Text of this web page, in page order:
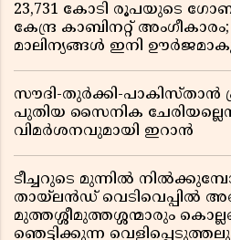
23,731 കോടി രൂപയുടെ
കേന്ദ്ര കാബിനറ്റ്
മാലിന്യങ്ങൾ ഇനി
സൗദി-തുർക്കി-പാകിസ്താൻ
പുതിയ സൈനിക
വിമർശനവുമായി ഇറാൻ
ടീച്ചറുടെ മുന്നിൽ
തായ്‌ലൻഡ് വെടിവെപ്പിൽ
മുത്തശ്ശീമുത്തശ്ശന്മാരും
ഞെട്ടിക്കുന്ന